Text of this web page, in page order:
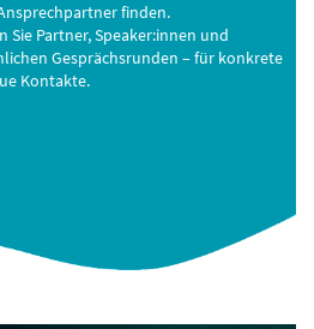
finden.
Sie Partner, Speaker:innen und
Gesprächsrunden – für konkrete
Kontakte.